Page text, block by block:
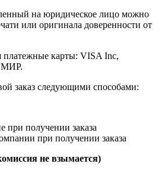
на юридическое лицо можно
или оригинала доверенности от
карты: VISA Inc,
МИР.
заказ следующими способами:
при получении заказа
при получении заказа
не взымается)